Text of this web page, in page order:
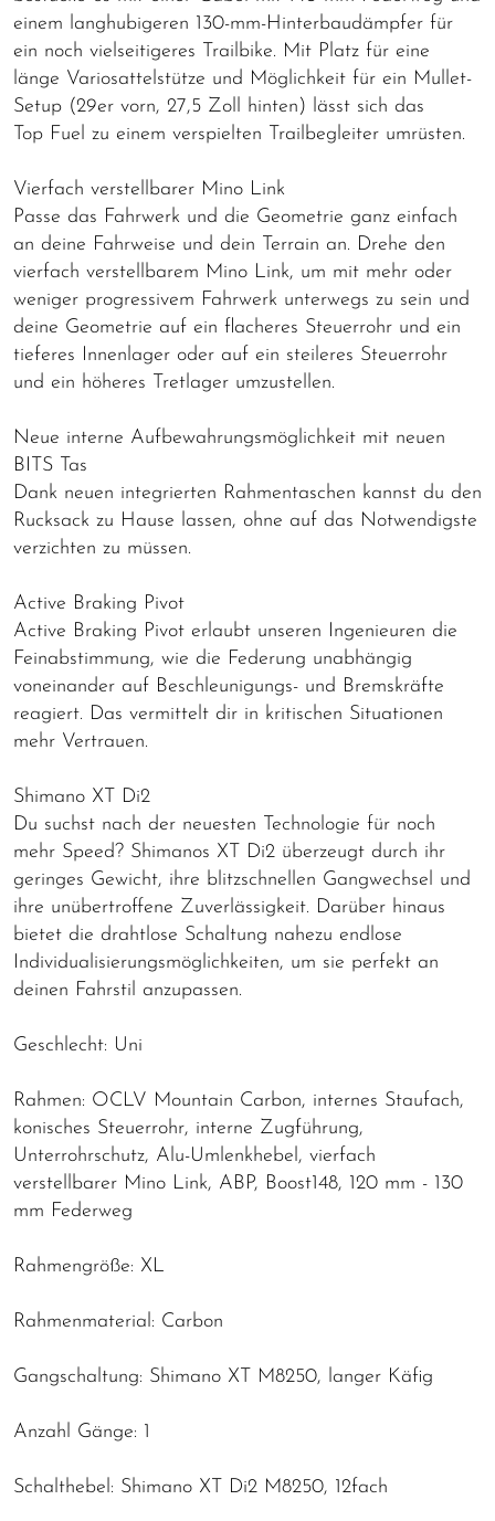
einem langhubigeren 130-mm-Hinterbaudämpfer für
ein noch vielseitigeres Trailbike. Mit Platz für eine
länge Variosattelstütze und Möglichkeit für ein Mullet-
Setup (29er vorn, 27,5 Zoll hinten) lässt sich das
Top Fuel zu einem verspielten Trailbegleiter umrüsten.
Vierfach verstellbarer Mino Link
Passe das Fahrwerk und die Geometrie ganz einfach
an deine Fahrweise und dein Terrain an. Drehe den
vierfach verstellbarem Mino Link, um mit mehr oder
weniger progressivem Fahrwerk unterwegs zu sein und
deine Geometrie auf ein flacheres Steuerrohr und ein
tieferes Innenlager oder auf ein steileres Steuerrohr
und ein höheres Tretlager umzustellen.
Neue interne Aufbewahrungsmöglichkeit mit neuen
BITS Tas
Dank neuen integrierten Rahmentaschen kannst du den
Rucksack zu Hause lassen, ohne auf das Notwendigste
verzichten zu müssen.
Active Braking Pivot
Active Braking Pivot erlaubt unseren Ingenieuren die
Feinabstimmung, wie die Federung unabhängig
voneinander auf Beschleunigungs- und Bremskräfte
reagiert. Das vermittelt dir in kritischen Situationen
mehr Vertrauen.
Shimano XT Di2
Du suchst nach der neuesten Technologie für noch
mehr Speed? Shimanos XT Di2 überzeugt durch ihr
geringes Gewicht, ihre blitzschnellen Gangwechsel und
ihre unübertroffene Zuverlässigkeit. Darüber hinaus
bietet die drahtlose Schaltung nahezu endlose
Individualisierungsmöglichkeiten, um sie perfekt an
deinen Fahrstil anzupassen.
Geschlecht: Uni
Rahmen: OCLV Mountain Carbon, internes Staufach,
konisches Steuerrohr, interne Zugführung,
Unterrohrschutz, Alu-Umlenkhebel, vierfach
verstellbarer Mino Link, ABP, Boost148, 120 mm - 130
mm Federweg
Rahmengröße: XL
Rahmenmaterial: Carbon
Gangschaltung: Shimano XT M8250, langer Käfig
Anzahl Gänge: 1
Schalthebel: Shimano XT Di2 M8250, 12fach